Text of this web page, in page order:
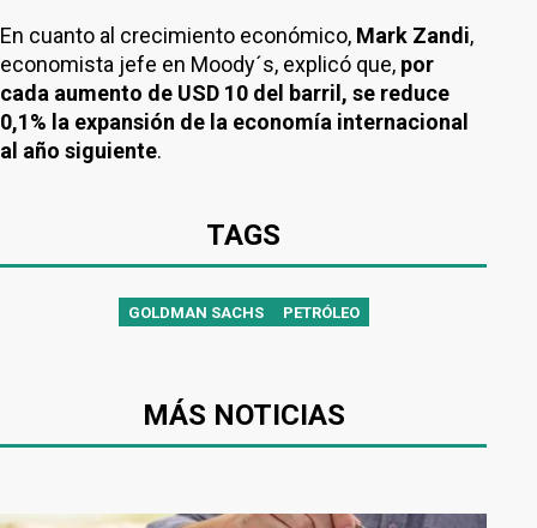
En cuanto al crecimiento económico, Mark Zandi,
economista jefe en Moody´s, explicó que, por
cada aumento de USD 10 del barril, se reduce
0,1% la expansión de la economía internacional
al año siguiente.
TAGS
GOLDMAN SACHS PETRÓLEO
MÁS NOTICIAS